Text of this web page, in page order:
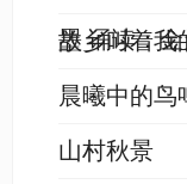
墨 诵读：
故乡叫着我
晨曦中的鸟
山村秋景